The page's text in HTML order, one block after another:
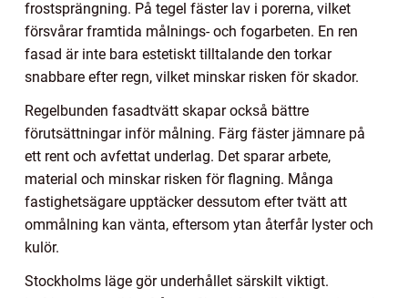
frostsprängning. På tegel fäster lav i porerna, vilket
försvårar framtida målnings- och fogarbeten. En ren
fasad är inte bara estetiskt tilltalande den torkar
snabbare efter regn, vilket minskar risken för skador.
Regelbunden fasadtvätt skapar också bättre
förutsättningar inför målning. Färg fäster jämnare på
ett rent och avfettat underlag. Det sparar arbete,
material och minskar risken för flagning. Många
fastighetsägare upptäcker dessutom efter tvätt att
ommålning kan vänta, eftersom ytan återfår lyster och
kulör.
Stockholms läge gör underhållet särskilt viktigt.